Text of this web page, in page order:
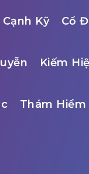
Cạnh Kỹ Cổ
Kiếm
Thám Hiểm